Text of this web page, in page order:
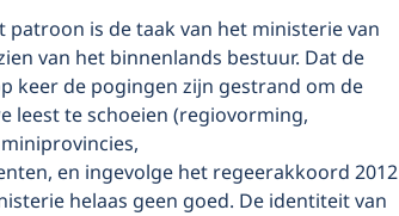
patroon is de taak van het ministerie van
van het binnenlands bestuur. Dat de
keer de pogingen zijn gestrand om de
leest te schoeien (regiovorming,
en ingevolge het regeerakkoord 2012
helaas geen goed. De identiteit van